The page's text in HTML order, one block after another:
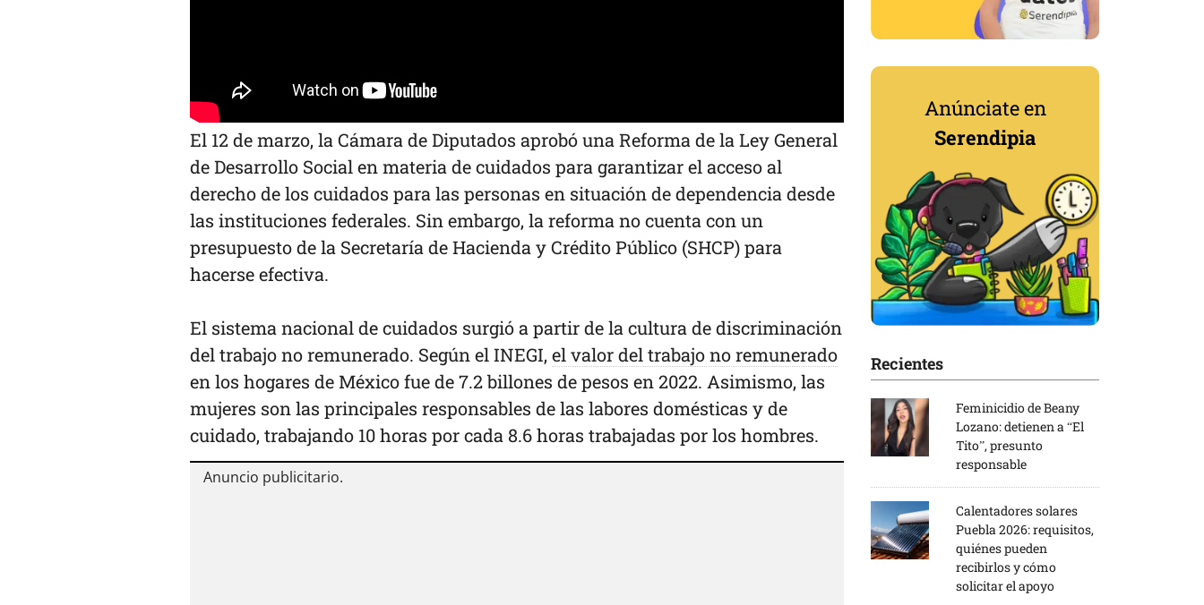
El 12 de marzo, la Cámara de Diputados aprobó una Reforma de la Ley General
de Desarrollo Social en materia de cuidados para garantizar el acceso al
derecho de los cuidados para las personas en situación de dependencia desde
las instituciones federales. Sin embargo, la reforma no cuenta con un
presupuesto de la Secretaría de Hacienda y Crédito Público (SHCP) para
hacerse efectiva.
El sistema nacional de cuidados surgió a partir de la cultura de discriminación
del trabajo no remunerado. Según el INEGI, el valor del trabajo no remunerado
en los hogares de México fue de 7.2 billones de pesos en 2022. Asimismo, las
mujeres son las principales responsables de las labores domésticas y de
cuidado, trabajando 10 horas por cada 8.6 horas trabajadas por los hombres.
Anúnciate en
Serendipia
Recientes
Feminicidio de Beany
Lozano: detienen a “El
Tito”, presunto
responsable
Calentadores solares
Puebla 2026: requisitos,
quiénes pueden
recibirlos y cómo
solicitar el apoyo